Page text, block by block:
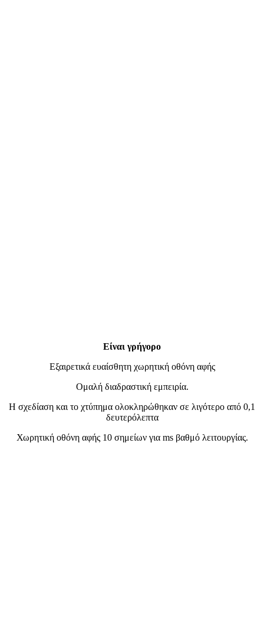
Είναι γρήγορο
Εξαιρετικά ευαίσθητη χωρητική οθόνη αφής
Ομαλή διαδραστική εμπειρία.
Η σχεδίαση και το χτύπημα ολοκληρώθηκαν σε λιγότερο από 0,1
δευτερόλεπτα
Χωρητική οθόνη αφής 10 σημείων για ms βαθμό λειτουργίας.